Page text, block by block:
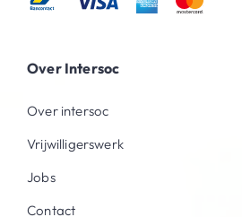
Over Intersoc
Over intersoc
Vrijwilligerswerk
Jobs
Contact